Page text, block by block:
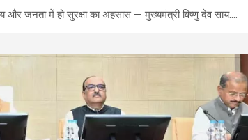
और जनता में हो सुरक्षा का अहसास — मुख्यमंत्री विष्णु देव साय….